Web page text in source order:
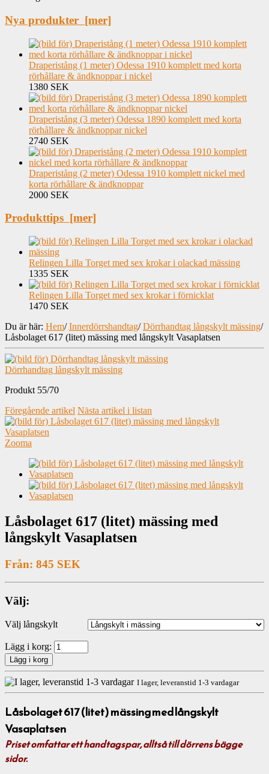
Nya produkter [mer]
Draperistång (1 meter) Odessa 1910 komplett med korta
rörhållare & ändknoppar i nickel
1380 SEK
Draperistång (3 meter) Odessa 1890 komplett med korta
rörhållare & ändknoppar nickel
2740 SEK
Draperistång (2 meter) Odessa 1910 komplett nickel med
korta rörhållare & ändknoppar
2000 SEK
Produkttips [mer]
Relingen Lilla Torget med sex krokar i olackad mässing
1335 SEK
Relingen Lilla Torget med sex krokar i förnicklat
1470 SEK
Du är här: Hem/ Innerdörrshandtag/ Dörrhandtag långskylt mässing/
Låsbolaget 617 (litet) mässing med långskylt Vasaplatsen
Dörrhandtag långskylt mässing
Produkt 55/70
Föregående artikel Nästa artikel i listan
Zooma
Låsbolaget 617 (litet) mässing med
långskylt Vasaplatsen
Från: 845 SEK
Välj:
Välj långskylt
Lägg i korg:
I lager, leveranstid 1-3 vardagar
Låsbolaget 617 (litet) mässing med långskylt
Vasaplatsen
Priset omfattar ett handtagspar, alltså till dörrens bägge
sidor.